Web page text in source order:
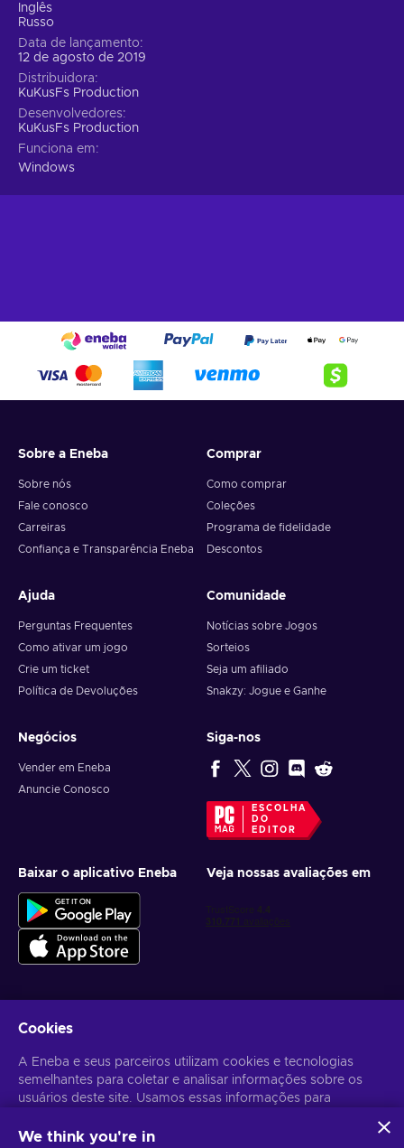
Inglês
Russo
Data de lançamento
12 de agosto de 2019
Distribuidora
KuKusFs Production
Desenvolvedores
KuKusFs Production
Funciona em
Windows
Sobre a Eneba
Sobre nós
Fale conosco
Carreiras
Confiança e Transparência Eneba
Comprar
Como comprar
Coleções
Programa de fidelidade
Descontos
Ajuda
Perguntas Frequentes
Como ativar um jogo
Crie um ticket
Política de Devoluções
Comunidade
Notícias sobre Jogos
Sorteios
Seja um afiliado
Snakzy: Jogue e Ganhe
Negócios
Vender em Eneba
Anuncie Conosco
Siga-nos
ESCOLHA
DO
EDITOR
Baixar o aplicativo Eneba Veja nossas avaliações em
Receba ofertas personalizadas de jogos
Inscrever-se
Você pode cancelar sua inscrição a qualquer momento. Acesse
Cookies
A Eneba e seus parceiros utilizam cookies e tecnologias
semelhantes para coletar e analisar informações sobre os
usuários deste site. Usamos essas informações para
Seus dados pessoais também podem ser usados para a
We think you're in